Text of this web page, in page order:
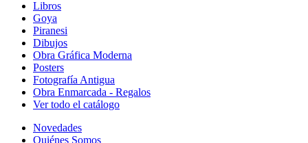
Libros
Goya
Piranesi
Dibujos
Obra Gráfica Moderna
Posters
Fotografía Antigua
Obra Enmarcada - Regalos
Ver todo el catálogo
Novedades
Quiénes Somos